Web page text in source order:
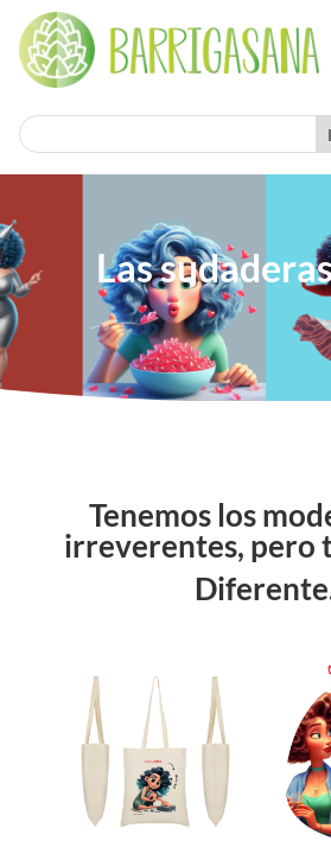
Las
Tenemos los
irreverentes, pero